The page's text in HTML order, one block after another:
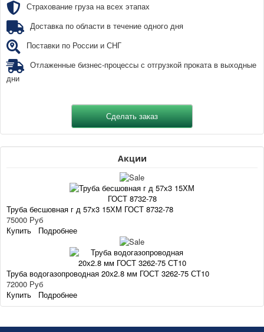
Страхование груза на всех этапах
Доставка по области в течение одного дня
Поставки по России и СНГ
Отлаженные бизнес-процессы с отгрузкой проката в выходные
дни
Акции
Труба бесшовная г д 57х3 15ХМ ГОСТ 8732-78
75000 Руб
Купить
Подробнее
Труба водогазопроводная 20х2.8 мм ГОСТ 3262-75 СТ10
72000 Руб
Купить
Подробнее